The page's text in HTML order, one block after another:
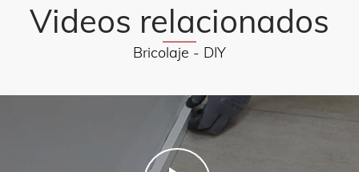
Videos relacionados
Bricolaje - DIY